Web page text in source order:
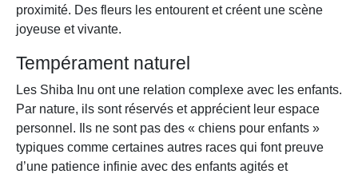
Tempérament naturel
Les Shiba Inu ont une relation complexe avec les enfants.
Par nature, ils sont réservés et apprécient leur espace
personnel. Ils ne sont pas des « chiens pour enfants »
typiques comme certaines autres races qui font preuve
d’une patience infinie avec des enfants agités et